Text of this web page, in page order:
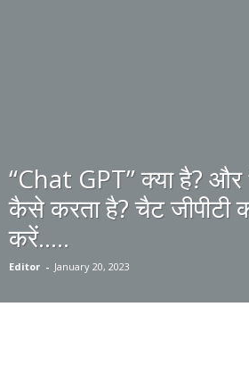
“Chat GPT” क्या है?
कैसे करता है? चैट जीपीटी
करें…..
Editor - January 20, 2023